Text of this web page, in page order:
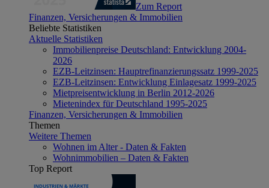
Zum Report
Finanzen, Versicherungen & Immobilien
Beliebte Statistiken
Aktuelle Statistiken
Immobilienpreise Deutschland: Entwicklung 2004-
2026
EZB-Leitzinsen: Hauptrefinanzierungssatz 1999-2025
EZB-Leitzinsen: Entwicklung Einlagesatz 1999-2025
Mietpreisentwicklung in Berlin 2012-2026
Mietenindex für Deutschland 1995-2025
Finanzen, Versicherungen & Immobilien
Themen
Weitere Themen
Wohnen im Alter - Daten & Fakten
Wohnimmobilien – Daten & Fakten
Top Report